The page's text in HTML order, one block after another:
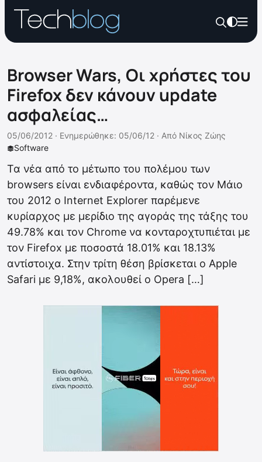
Browser Wars, Οι χρήστες του
Firefox δεν κάνουν update
ασφαλείας…
Software
05/06/2012 · Ενημερώθηκε: 05/06/12 · Από Νίκος Ζώης
Τα νέα από το μέτωπο του πολέμου των
browsers είναι ενδιαφέροντα, καθώς τον Μάιο
του 2012 o Internet Explorer παρέμενε
κυρίαρχος με μερίδιο της αγοράς της τάξης του
49.78% και τον Chrome να κονταροχτυπιέται με
τον Firefox με ποσοστά 18.01% και 18.13%
αντίστοιχα. Στην τρίτη θέση βρίσκεται ο Apple
Safari με 9,18%, ακολουθεί ο Opera […]